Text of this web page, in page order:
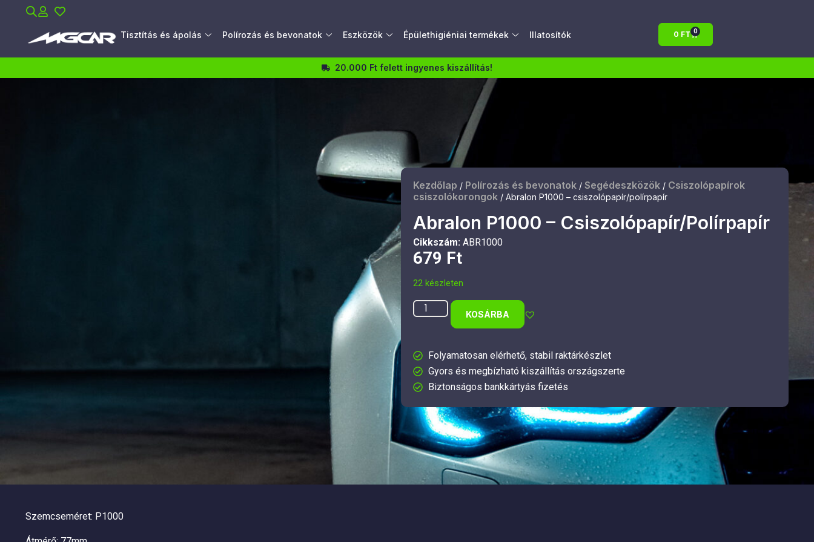
Tisztítás és ápolás Polírozás és bevonatok Eszközök Épülethigiéniai termékek Illatosítók 0 FT 0
20.000 Ft felett ingyenes kiszállítás!
Kezdőlap / Polírozás és bevonatok/ Segédeszközök/ Csiszolópapírok
csiszolókorongok/ Abralon P1000 – csiszolópapír/polírpapír
Abralon P1000 – Csiszolópapír/polírpapír
Cikkszám: ABR1000
679 Ft
22 készleten
KOSÁRBA
Folyamatosan elérhető, stabil raktárkészlet
Gyors és megbízható kiszállítás országszerte
Biztonságos bankkártyás fizetés
Szemcseméret: P1000